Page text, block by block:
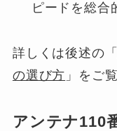
ピードを総合
詳しくは後述の「
の選び方 」をご
アンテナ110